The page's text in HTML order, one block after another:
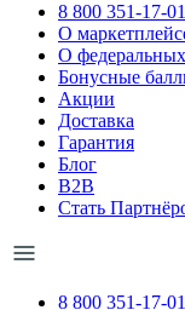
8 800 351-17-01
О
О
Бонусные
Акции
Доставка
Гарантия
Блог
B2B
Стать
8 800 351-17-01